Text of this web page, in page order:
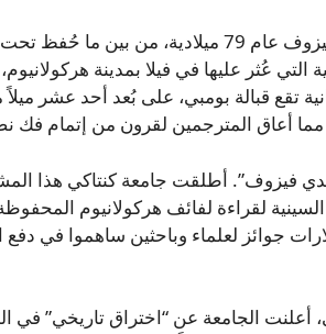
عندما ثار جبل فيزوف عام 79 ميلادية،
التي عُثر عليها في فيلا بمدينة
تقع قبالة بومبي، على بُعد أحد عشر
أعاق المترجمين لقرون من إتمام فك
لقراءة لفائف هركولانيوم
جوائز لعلماء وباحثين ساهموا في
أعلنت الجامعة عن “اختراق تاريخي” في